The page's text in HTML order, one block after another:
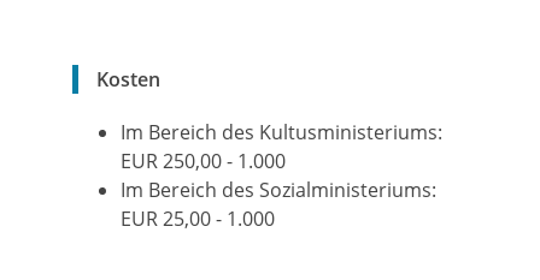
Kosten
Im Bereich des Kultusministeriums:
EUR 250,00 - 1.000
Im Bereich des Sozialministeriums:
EUR 25,00 - 1.000